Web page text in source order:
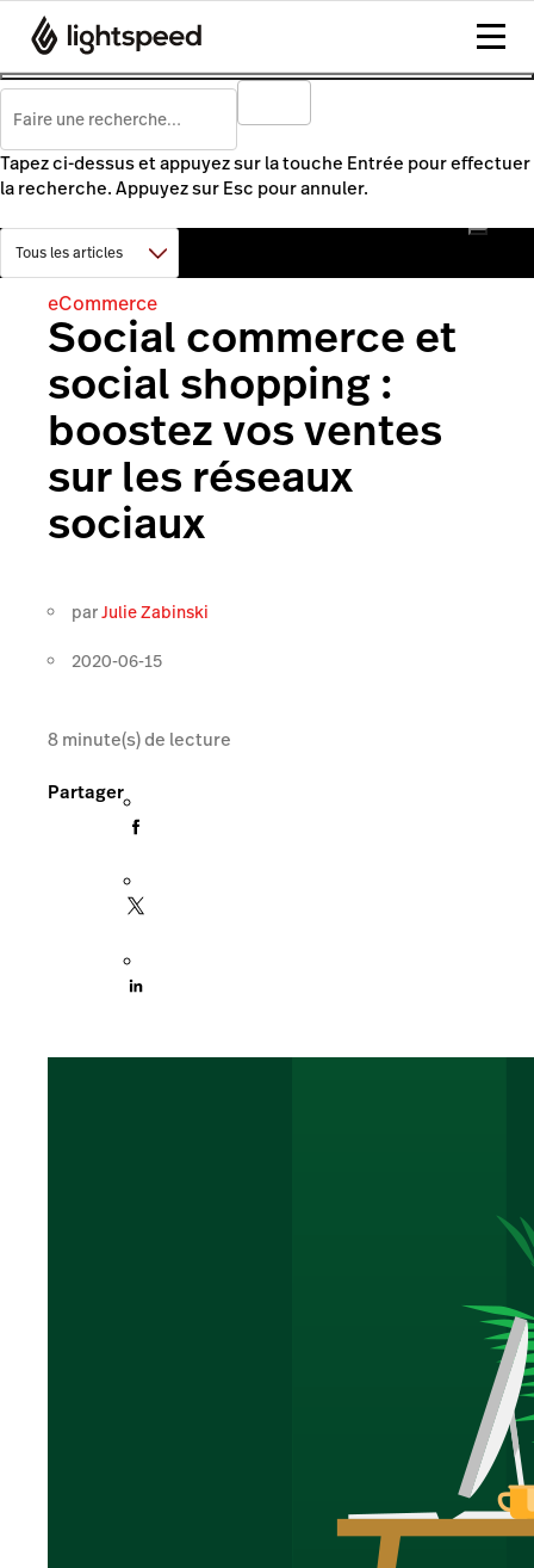
Tapez ci-dessus et appuyez sur la touche Entrée pour effectuer
la recherche. Appuyez sur Esc pour annuler.
eCommerce
Social commerce et
social shopping :
boostez vos ventes
sur les réseaux
sociaux
parJulie Zabinski
2020-06-15
8minute(s) de lecture
Partager